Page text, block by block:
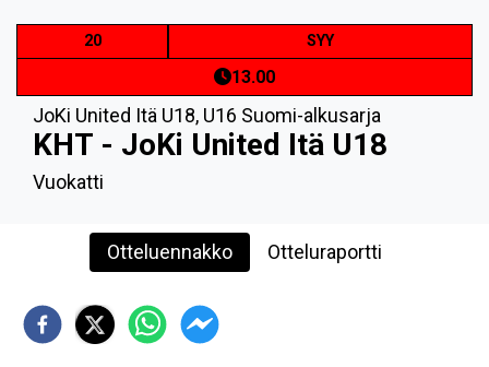
20 SYY
13.00
JoKi United Itä U18, U16 Suomi-alkusarja
KHT - JoKi United Itä U18
Vuokatti
Otteluennakko Otteluraportti